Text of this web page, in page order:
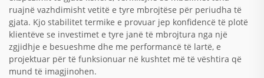
ruajnë vazhdimisht vetitë e tyre mbrojtëse për periudha të
gjata. Kjo stabilitet termike e provuar jep konfidencë të plotë
klientëve se investimet e tyre janë të mbrojtura nga një
zgjidhje e besueshme dhe me performancë të lartë, e
projektuar për të funksionuar në kushtet më të vështira që
mund të imagjinohen.